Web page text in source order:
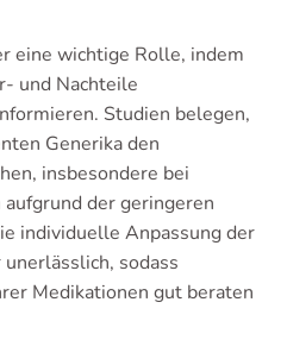
eine wichtige Rolle, indem
und Nachteile
Studien belegen,
Generika den
insbesondere bei
der geringeren
individuelle Anpassung der
sodass
Medikationen gut beraten